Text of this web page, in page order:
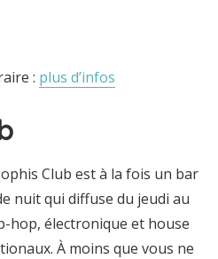
: plus d’infos
Club est à la fois un bar
nuit qui diffuse du jeudi au
hop, électronique et house
À moins que vous ne